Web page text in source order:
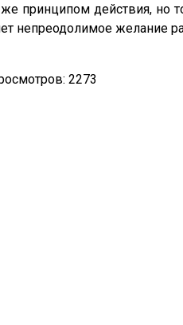
принципом действия, но
непреодолимое желание
2273